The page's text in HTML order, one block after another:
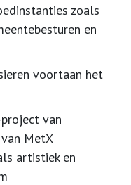
zoals
en
voortaan het
van
MetX
artistiek en